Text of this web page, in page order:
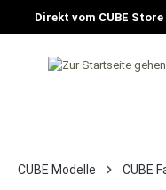
Direkt vom CUBE Store
CUBE Modelle CUBE